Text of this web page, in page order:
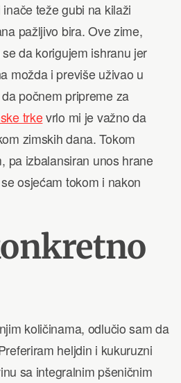
teže gubi na kilaži
pažljivo bira. Ove zime,
da korigujem ishranu jer
možda i previše uživao u
počnem pripreme za
trkevrlo mi je važno da
zimskih dana. Tokom
pa izbalansiran unos hrane
osjećam tokom i nakon
količinama, odlučio sam da
heljdin i kukuruzni
sa integralnim pšeničnim